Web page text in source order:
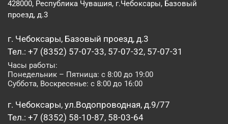
428000, Республика Чувашия, г.Чебоксары, Базовый
проезд, д.3
г. Чебоксары, Базовый проезд, д.3
Тел.: +7 (8352) 57-07-33, 57-07-32, 57-07-31
Часы работы:
Понедельник – Пятница: с 8:00 до 19:00
Суббота, Воскресенье: с 8:00 до 16:00
г. Чебоксары, ул.Водопроводная, д.9/77
Тел.: +7 (8352) 58-10-87, 58-03-64